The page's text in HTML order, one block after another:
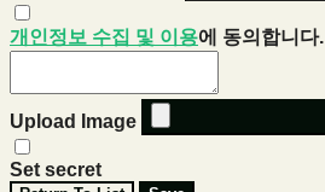
개인정보 수집 및 이용에 동의합니다.
Upload Image
Set secret